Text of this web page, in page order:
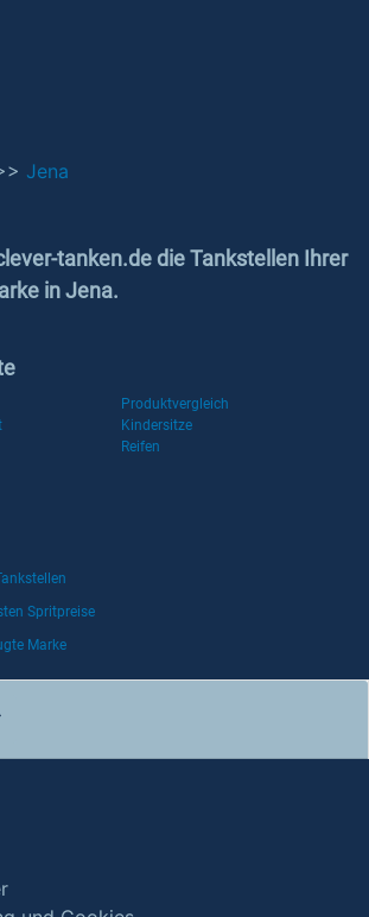
Jena
tanken.de die Tankstellen Ihrer
in Jena.
Produktvergleich
Kindersitze
Reifen
Spritpreise
Marke